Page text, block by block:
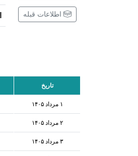
تاریخ
۱ مرداد ۱۴۰۵
۲ مرداد ۱۴۰۵
۳ مرداد ۱۴۰۵